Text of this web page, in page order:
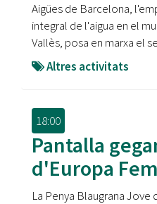
Aigües de Barcelona,
integral de l'aigua en el
Vallès, posa en marxa el
Altres activitats
18:00
Pantalla
d'Europa
La Penya Blaugrana Jove